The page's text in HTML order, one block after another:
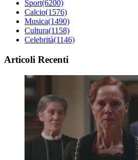
Sport(6200)
Calcio(1576)
Musica(1490)
Cultura(1158)
Celebrità(1146)
Articoli Recenti